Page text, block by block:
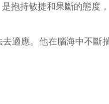
抱持敏捷和果斷的態度，
適應。他在腦海中不